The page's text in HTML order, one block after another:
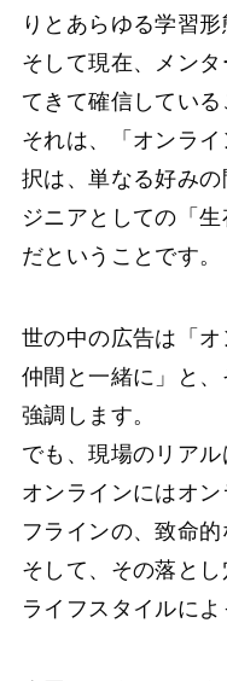
りとあらゆる学習形
そして現在、メン
てきて確信している
それは、「オンラ
択は、単なる好み
ジニアとしての「
だということです。
世の中の広告は「
仲間と一緒に」と
強調します。
でも、現場のリアル
オンラインにはオ
フラインの、致命的
そして、その落と
ライフスタイルによ